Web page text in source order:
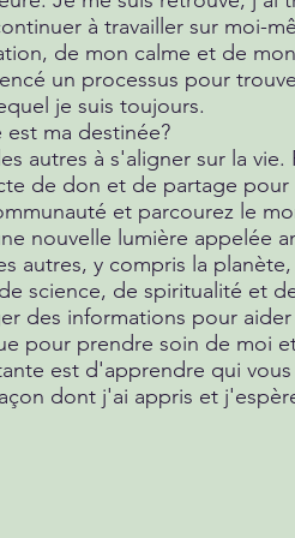
à travailler sur moi-
de mon calme et de
un processus pour
je suis toujours.
est ma destinée?
autres à s'aligner sur la
de don et de partage pour
et parcourez le
nouvelle lumière appelée
autres, y compris la
science, de spiritualité et
des informations pour
pour prendre soin de moi
est d'apprendre qui
dont j'ai appris et